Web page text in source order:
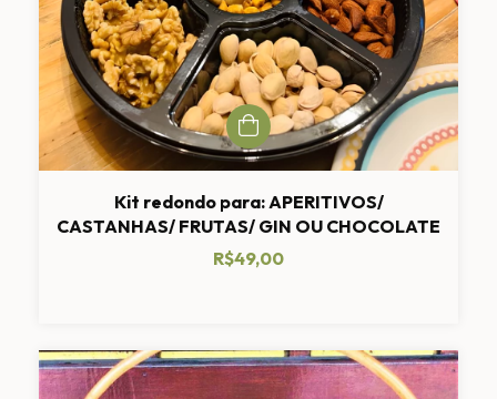
Kit redondo para: APERITIVOS/
CASTANHAS/ FRUTAS/ GIN OU CHOCOLATE
R$49,00